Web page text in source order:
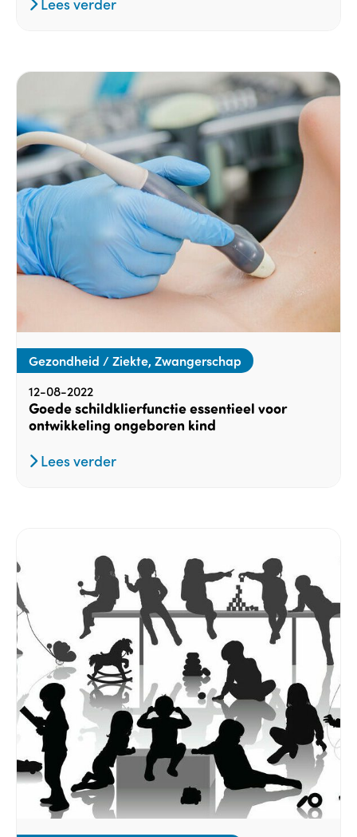
Gezondheid / Ziekte, Zwangerschap
12-08-2022
Goede schildklierfunctie essentieel voor
ontwikkeling ongeboren kind
Lees verder